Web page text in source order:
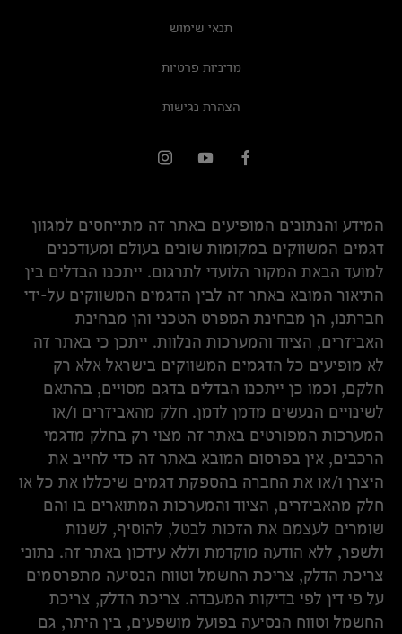
תנאי שימוש
מדיניות פרטיות
הצהרת נגישות
המידע והנתונים המופיעים באתר זה מתייחסים למגוון
דגמים המשווקים במקומות שונים בעולם ומעודכנים
למועד הבאת המקור הלועדי לתרגום. ייתכנו הבדלים בין
התיאור המובא באתר זה לבין הדגמים המשווקים על-ידי
חברתנו, הן מבחינת המפרט הטכני והן מבחינת
האביזרים, הציוד והמערכות הנלוות. ייתכן כי באתר זה
לא מופיעים כל הדגמים המשווקים בישראל אלא רק
חלקם, וכמו כן ייתכנו הבדלים בדגם מסויים, בהתאם
לשינויים הנעשים מדמן לדמן. חלק מהאביזרים ו/או
המערכות המפורטים באתר זה מצוי רק בחלק מדגמי
הרכבים, אין בפרסום המובא באתר זה כדי לחייב את
היצרן ו/או את החברה בהספקת דגמים שיכללו את כל או
חלק מהאביזרים, הציוד והמערכות המתוארים בו והם
שומרים לעצמם את הזכות לבטל, להוסיף, לשנות
ולשפר, ללא הודעה מוקדמת וללא עידכון באתר זה. נתוני
צריכת הדלק, צריכת החשמל וטווח הנסיעה מתפרסמים
על פי דין לפי בדיקות המעבדה. צריכת הדלק, צריכת
החשמל וטווח הנסיעה בפועל מושפעים, בין היתר, גם